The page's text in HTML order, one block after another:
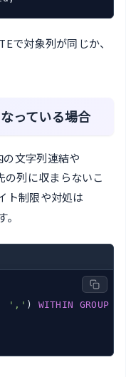
で対象列が同じか、
っている場合
文字列連結や
の列に収まらないこ
ト制限や対処は
',' ) WITHIN GROUP